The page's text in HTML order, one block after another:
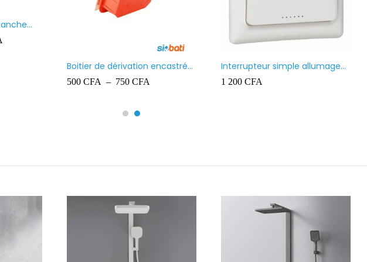
Paquet de chevilles en
plastique Ingelec – 8
700CFA
Projecteur led
10 000CFA